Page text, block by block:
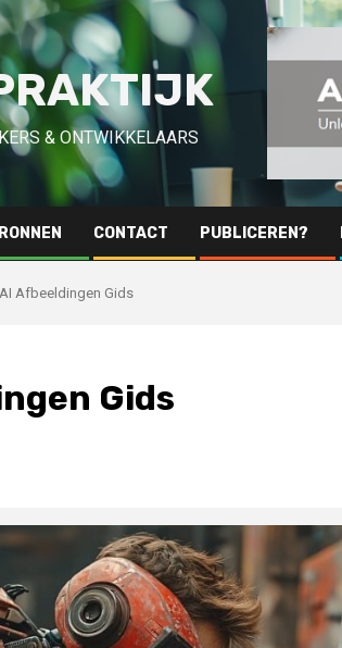
& ONTWIKKELAARS
CONTACT PUBLICEREN?
AI Afbeeldingen Gids
Gids